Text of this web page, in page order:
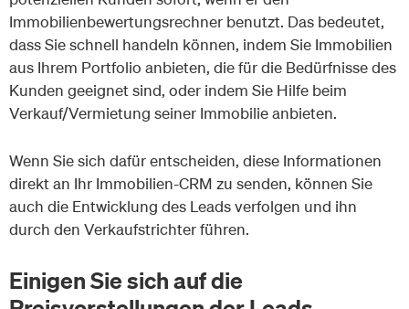
Immobilienbewertungsrechner benutzt. Das bedeutet,
dass Sie schnell handeln können, indem Sie Immobilien
aus Ihrem Portfolio anbieten, die für die Bedürfnisse des
Kunden geeignet sind, oder indem Sie Hilfe beim
Verkauf/Vermietung seiner Immobilie anbieten.
Wenn Sie sich dafür entscheiden, diese Informationen
direkt an Ihr Immobilien-CRM zu senden, können Sie
auch die Entwicklung des Leads verfolgen und ihn
durch den Verkaufstrichter führen.
Einigen Sie sich auf die